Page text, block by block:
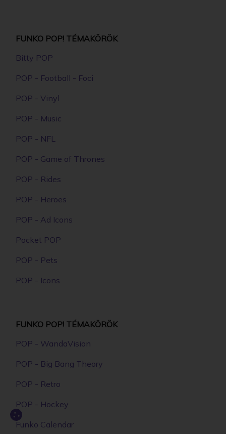
FUNKO POP! TÉMAKÖRÖK
Bitty POP
POP - Football - Foci
POP - Vinyl
POP - Music
POP - NFL
POP - Game of Thrones
POP - Rides
POP - Heroes
POP - Ad Icons
Pocket POP
POP - Pets
POP - Icons
FUNKO POP! TÉMAKÖRÖK
POP - WandaVision
POP - Big Bang Theory
POP - Retro
POP - Hockey
Funko Calendar